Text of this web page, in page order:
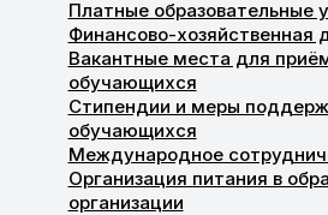
Платные образовательные
Финансово-хозяйственная
Вакантные места для
обучающихся
Стипендии и меры
обучающихся
Международное
Организация питания в
организации